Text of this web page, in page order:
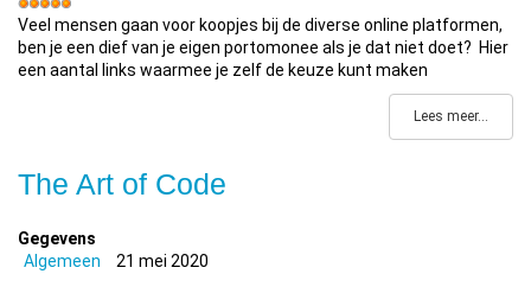
Veel mensen gaan voor koopjes bij de diverse online platformen,
ben je een dief van je eigen portomonee als je dat niet doet? Hier
een aantal links waarmee je zelf de keuze kunt maken
Lees meer...
The Art of Code
Gegevens
Algemeen
21 mei 2020